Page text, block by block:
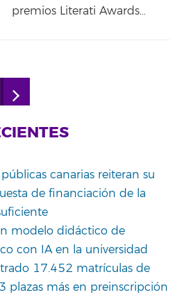
premios Literati Awards…
canarias reiteran su
de financiación de la
modelo didáctico de
con IA en la universidad
17.452 matrículas de
plazas más en preinscripción